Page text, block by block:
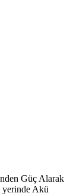
Güç Alarak
yerinde Akü